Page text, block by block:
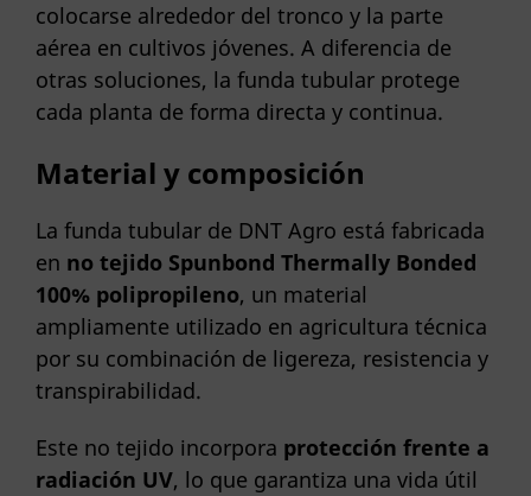
colocarse alrededor del tronco y la parte
aérea en cultivos jóvenes. A diferencia de
otras soluciones, la funda tubular protege
cada planta de forma directa y continua.
Material y composición
La funda tubular de DNT Agro está fabricada
en no tejido Spunbond Thermally Bonded
100% polipropileno, un material
ampliamente utilizado en agricultura técnica
por su combinación de ligereza, resistencia y
transpirabilidad.
Este no tejido incorpora protección frente a
radiación UV, lo que garantiza una vida útil